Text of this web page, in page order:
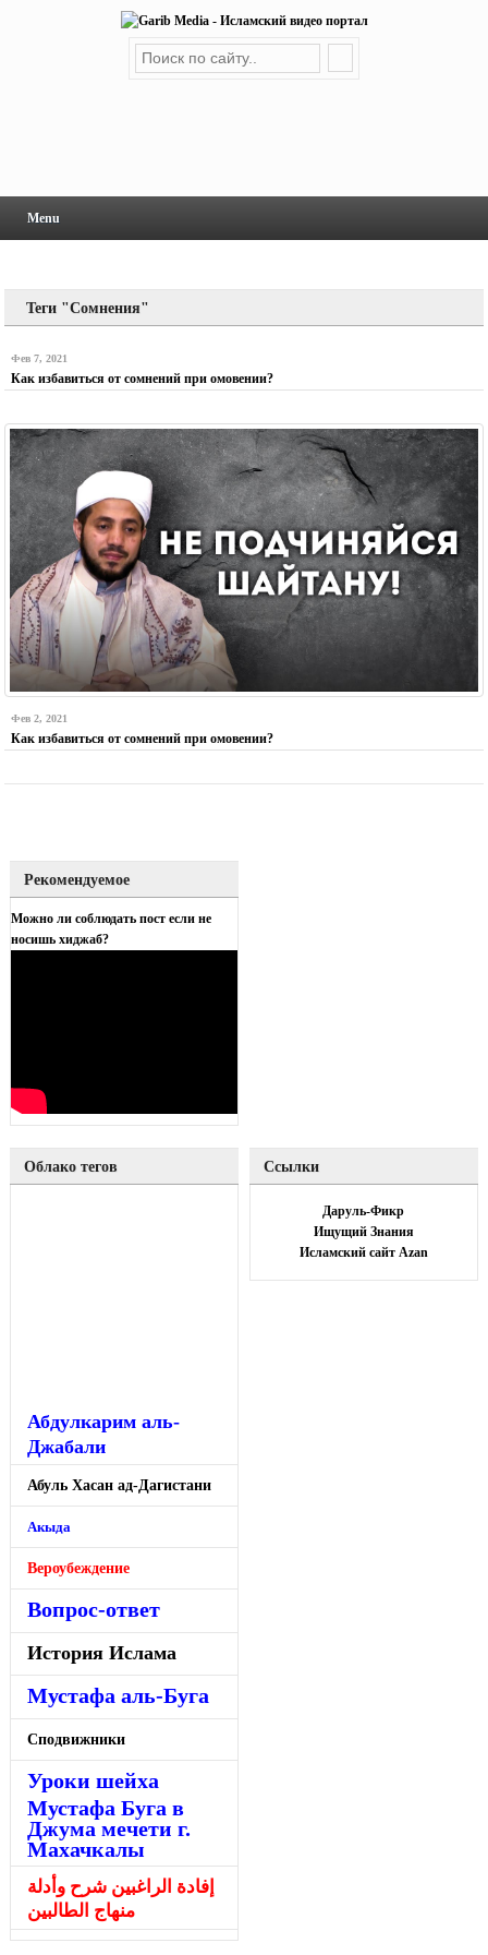
Menu
Теги "Сомнения"
Фев 7, 2021
Как избавиться от сомнений при омовении?
Фев 2, 2021
Как избавиться от сомнений при омовении?
Рекомендуемое
Можно ли соблюдать пост если не
носишь хиджаб?
Облако тегов
Абдулкарим аль-
Джабали
Абуль Хасан ад-Дагистани
Акыда
Вероубеждение
Вопрос-ответ
История Ислама
Мустафа аль-Буга
Сподвижники
Уроки шейха
Мустафа Буга в
Джума мечети г.
Махачкалы
إفادة الراغبين شرح وأدلة
منهاج الطالبين
Ссылки
Даруль-Фикр
Ищущий Знания
Исламский сайт Azan